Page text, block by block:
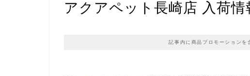
アクアペット長崎店 入荷
記事内に商品プロモーションを